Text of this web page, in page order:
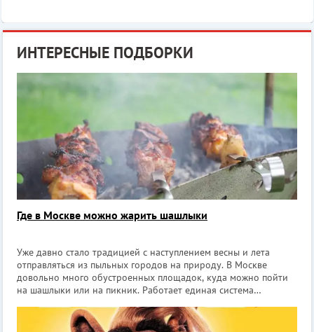
ИНТЕРЕСНЫЕ ПОДБОРКИ
Где в Москве можно жарить шашлыки
Уже давно стало традицией с наступлением весны и лета
отправляться из пыльных городов на природу. В Москве
довольно много обустроенных площадок, куда можно пойти
на шашлыки или на пикник. Работает единая система
многие ранее бесплатные площадки те